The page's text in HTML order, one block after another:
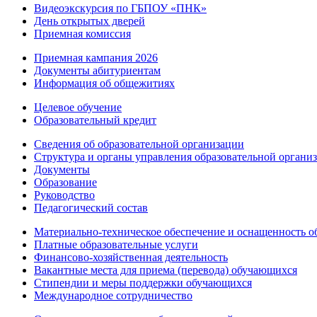
Видеоэкскурсия по ГБПОУ «ПНК»
День открытых дверей
Приемная комиссия
Приемная кампания 2026
Дoкументы абитуриентам
Информация об общежитиях
Целевое обучение
Образовательный кредит
Сведения об образовательной организации
Структура и органы управления образовательной
Документы
Образование
Руководство
Педагогический состав
Материально-техническое обеспечение и оснащенность
Платные образовательные услуги
Финансово-хозяйственная деятельность
Вакантные места для приема (перевода) обучающихся
Стипендии и меры поддержки обучающихся
Международное сотрудничество